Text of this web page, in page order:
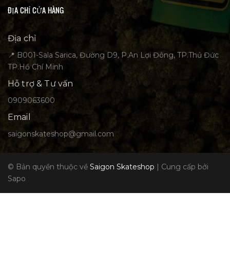
ĐỊA CHỈ CỬA HÀNG
Địa chỉ
📍 B001-Sala Sarica, Đường D9, P.An Lợi Đông, TP.Thủ Đức
TP.Hồ Chí Minh
Hỗ trợ & Tư vấn
0909063600
Email
saigonskateshop@gmail.com
© Bản quyền thuộc về Saigon Skateshop | Cung cấp bởi
Sapo